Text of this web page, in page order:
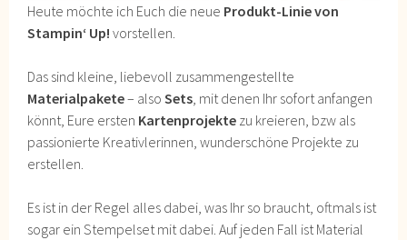
Heute möchte ich Euch die neue Produkt-Linie von
Stampin‘ Up! vorstellen.
Das sind kleine, liebevoll zusammengestellte
Materialpakete– alsoSets , mit denen Ihr sofort anfangen
könnt, Eure ersten Kartenprojekte zu kreieren, bzw als
passionierte Kreativlerinnen, wunderschöne Projekte zu
erstellen.
Es ist in der Regel alles dabei, was Ihr so braucht, oftmals ist
sogar ein Stempelset mit dabei. Auf jeden Fall ist Material